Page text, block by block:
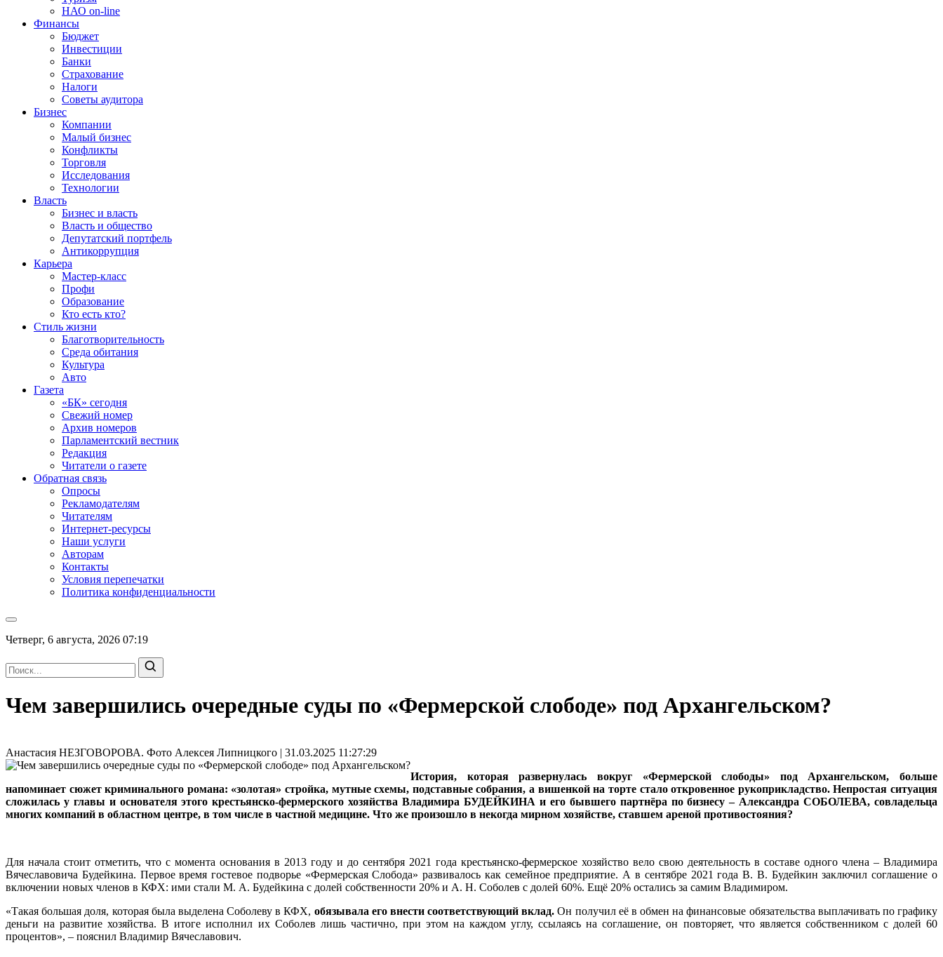
НАО on-line
Финансы
Бюджет
Инвестиции
Банки
Страхование
Налоги
Советы аудитора
Бизнес
Компании
Малый бизнес
Конфликты
Торговля
Исследования
Технологии
Власть
Бизнес и власть
Власть и общество
Депутатский портфель
Антикоррупция
Карьера
Мастер-класс
Профи
Образование
Кто есть кто?
Стиль жизни
Благотворительность
Среда обитания
Культура
Авто
Газета
«БК» сегодня
Свежий номер
Архив номеров
Парламентский вестник
Редакция
Читатели о газете
Обратная связь
Опросы
Рекламодателям
Читателям
Интернет-ресурсы
Наши услуги
Авторам
Контакты
Условия перепечатки
Политика конфиденциальности
Четверг, 6 августа, 2026 07:19
Чем завершились очередные суды по «Фермерской слободе» под Архангельском?
Анастасия НЕЗГОВОРОВА. Фото Алексея Липницкого | 31.03.2025 11:27:29
История, которая развернулась вокруг «Фермерской слободы» под Архангельском, больше
напоминает сюжет криминального романа: «золотая» стройка, мутные схемы, подставные собрания, а вишенкой на торте стало откровенное рукоприкладство. Непростая ситуация
сложилась у главы и основателя этого крестьянско-фермерского хозяйства Владимира БУДЕЙКИНА и его бывшего партнёра по бизнесу – Александра СОБОЛЕВА, совладельца
многих компаний в областном центре, в том числе в частной медицине. Что же произошло в некогда мирном хозяйстве, ставшем ареной противостояния?
Для начала стоит отметить, что с момента основания в 2013 году и до сентября 2021 года крестьянско-фермерское хозяйство вело свою деятельность в составе одного члена – Владимира
Вячеславовича Будейкина. Первое время гостевое подворье «Фермерская Слобода» развивалось как семейное предприятие. А в сентябре 2021 года В. В. Будейкин заключил соглашение о
включении новых членов в КФХ: ими стали М. А. Будейкина с долей собственности 20% и А. Н. Соболев с долей 60%. Ещё 20% остались за самим Владимиром.
«Такая большая доля, которая была выделена Соболеву в КФХ, обязывала его внести соответствующий вклад.Он получил её в обмен на финансовые обязательства выплачивать по графику
деньги на развитие хозяйства. В итоге исполнил их Соболев лишь частично, при этом на каждом углу, ссылаясь на соглашение, он повторяет, что является собственником с долей 60
процентов», – пояснил Владимир Вячеславович.